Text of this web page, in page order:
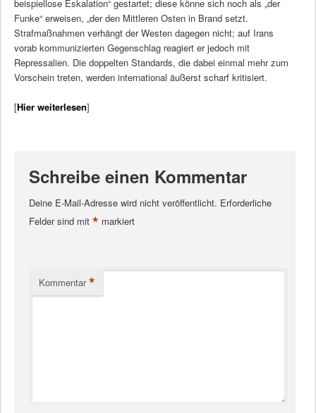
beispiellose Eskalation“ gestartet; diese könne sich noch als „der
Funke“ erweisen, „der den Mittleren Osten in Brand setzt.
Strafmaßnahmen verhängt der Westen dagegen nicht; auf Irans
vorab kommunizierten Gegenschlag reagiert er jedoch mit
Repressalien. Die doppelten Standards, die dabei einmal mehr zum
Vorschein treten, werden international äußerst scharf kritisiert.
[Hier weiterlesen]
Schreibe einen Kommentar
Deine E-Mail-Adresse wird nicht veröffentlicht. Erforderliche
Felder sind mit * markiert
Kommentar *